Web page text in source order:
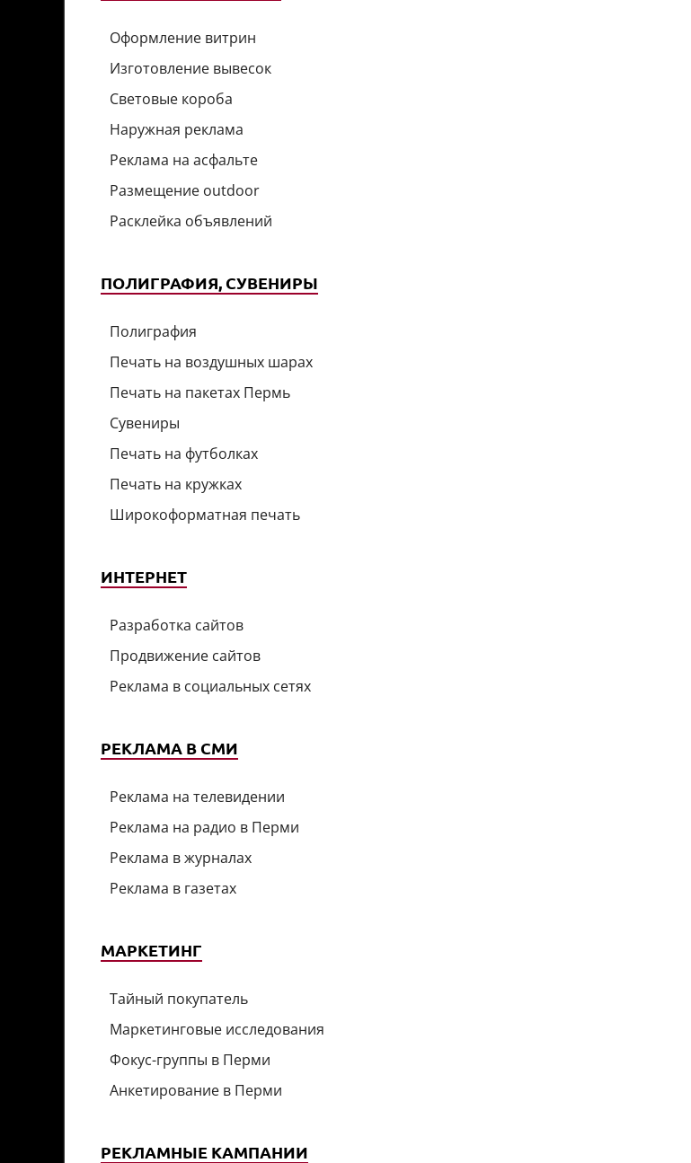
Оформление витрин
Изготовление вывесок
Световые короба
Наружная реклама
Реклама на асфальте
Размещение outdoor
Расклейка объявлений
ПОЛИГРАФИЯ, СУВЕНИРЫ
Полиграфия
Печать на воздушных шарах
Печать на пакетах Пермь
Сувениры
Печать на футболках
Печать на кружках
Широкоформатная печать
ИНТЕРНЕТ
Разработка сайтов
Продвижение сайтов
Реклама в социальных сетях
РЕКЛАМА В СМИ
Реклама на телевидении
Реклама на радио в Перми
Реклама в журналах
Реклама в газетах
МАРКЕТИНГ
Тайный покупатель
Маркетинговые исследования
Фокус-группы в Перми
Анкетирование в Перми
РЕКЛАМНЫЕ КАМПАНИИ